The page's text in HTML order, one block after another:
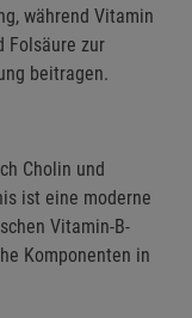
während Vitamin
Folsäure zur
beitragen.
Cholin und
ist eine moderne
Vitamin-B-
Komponenten in